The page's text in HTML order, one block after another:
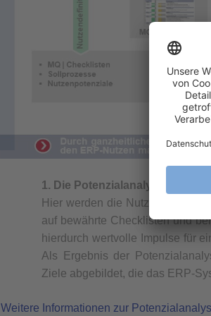
1. Die Potenzialanalyse
Hier werden die
auf bewährte Checklisten und
hierdurch wertvolle Impulse für
Als Ergebnis der
Ziele abgebildet, die das ERP-
Weitere Informationen zur